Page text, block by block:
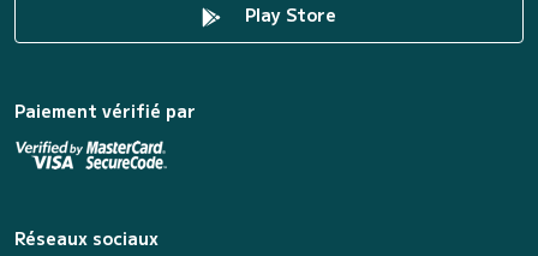
Play Store
Paiement vérifié par
Réseaux sociaux